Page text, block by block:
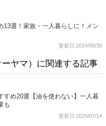
13選！家族・一人暮らしに！メン
更新日:2024/09/30
ヤマ）に関連する記事
すめ20選【油を使わない】一人暮
も
更新日:2026/07/14